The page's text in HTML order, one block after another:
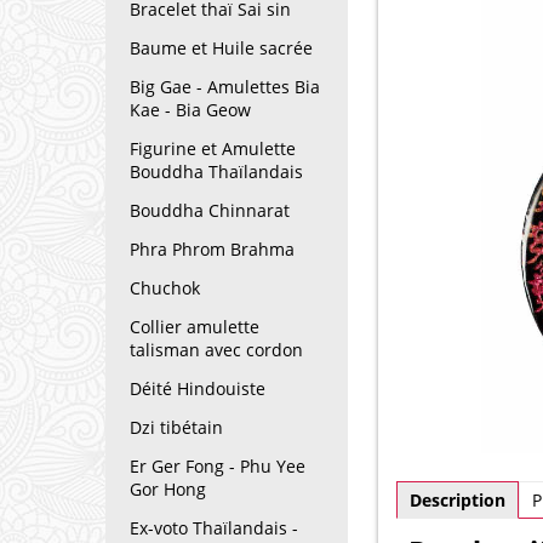
Bracelet thaï Sai sin
Baume et Huile sacrée
Big Gae - Amulettes Bia
Kae - Bia Geow
Figurine et Amulette
Bouddha Thaïlandais
Bouddha Chinnarat
Phra Phrom Brahma
Chuchok
Collier amulette
talisman avec cordon
Déité Hindouiste
Dzi tibétain
Er Ger Fong - Phu Yee
Gor Hong
Ex-voto Thaïlandais -
Description